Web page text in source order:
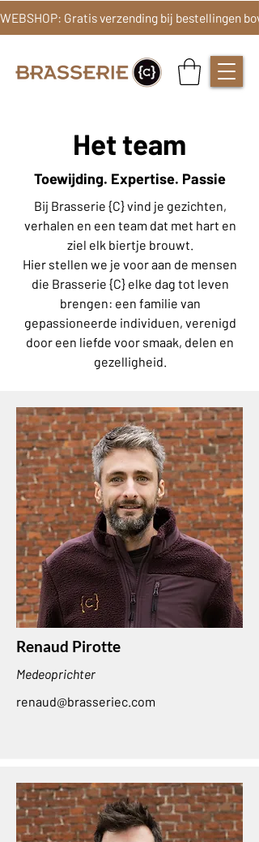
Het team
Toewijding. Expertise. Passie
Bij Brasserie {C} vind je gezichten,
verhalen en een team dat met hart en
ziel elk biertje brouwt.
Hier stellen we je voor aan de mensen
die Brasserie {C} elke dag tot leven
brengen: een familie van
gepassioneerde individuen, verenigd
door een liefde voor smaak, delen en
gezelligheid.
Renaud Pirotte
Medeoprichter
renaud@brasseriec.com